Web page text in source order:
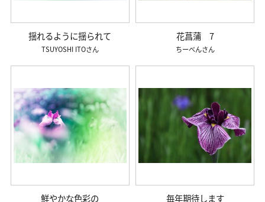
揺れるように揺られて
TSUYOSHI ITO
花菖蒲 7
ちーべん
鮮やかな色彩の 毎年期待します